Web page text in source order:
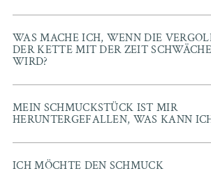
WAS MACHE ICH, WENN DIE
DER KETTE MIT DER ZEIT
WIRD?
MEIN SCHMUCKSTÜCK IST MIR
HERUNTERGEFALLEN, WAS KANN
ICH MÖCHTE DEN SCHMUCK